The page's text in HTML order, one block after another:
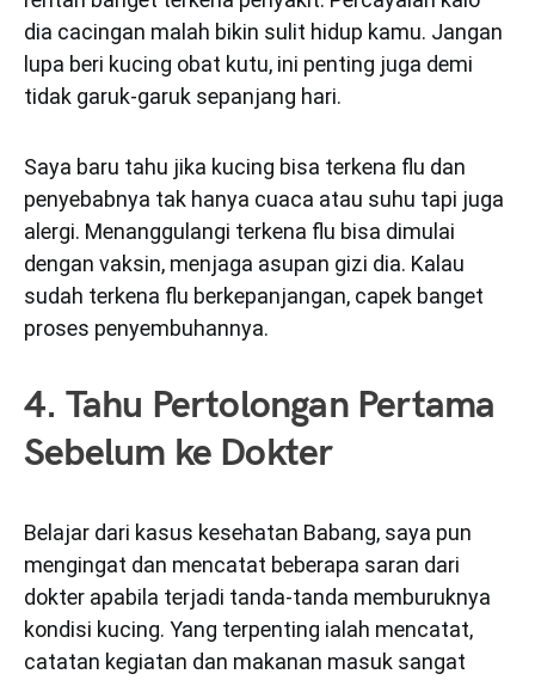
dia cacingan malah bikin sulit hidup kamu. Jangan
lupa beri kucing obat kutu, ini penting juga demi
tidak garuk-garuk sepanjang hari.
Saya baru tahu jika kucing bisa terkena flu dan
penyebabnya tak hanya cuaca atau suhu tapi juga
alergi. Menanggulangi terkena flu bisa dimulai
dengan vaksin, menjaga asupan gizi dia. Kalau
sudah terkena flu berkepanjangan, capek banget
proses penyembuhannya.
4. Tahu Pertolongan Pertama
Sebelum ke Dokter
Belajar dari kasus kesehatan Babang, saya pun
mengingat dan mencatat beberapa saran dari
dokter apabila terjadi tanda-tanda memburuknya
kondisi kucing. Yang terpenting ialah mencatat,
catatan kegiatan dan makanan masuk sangat